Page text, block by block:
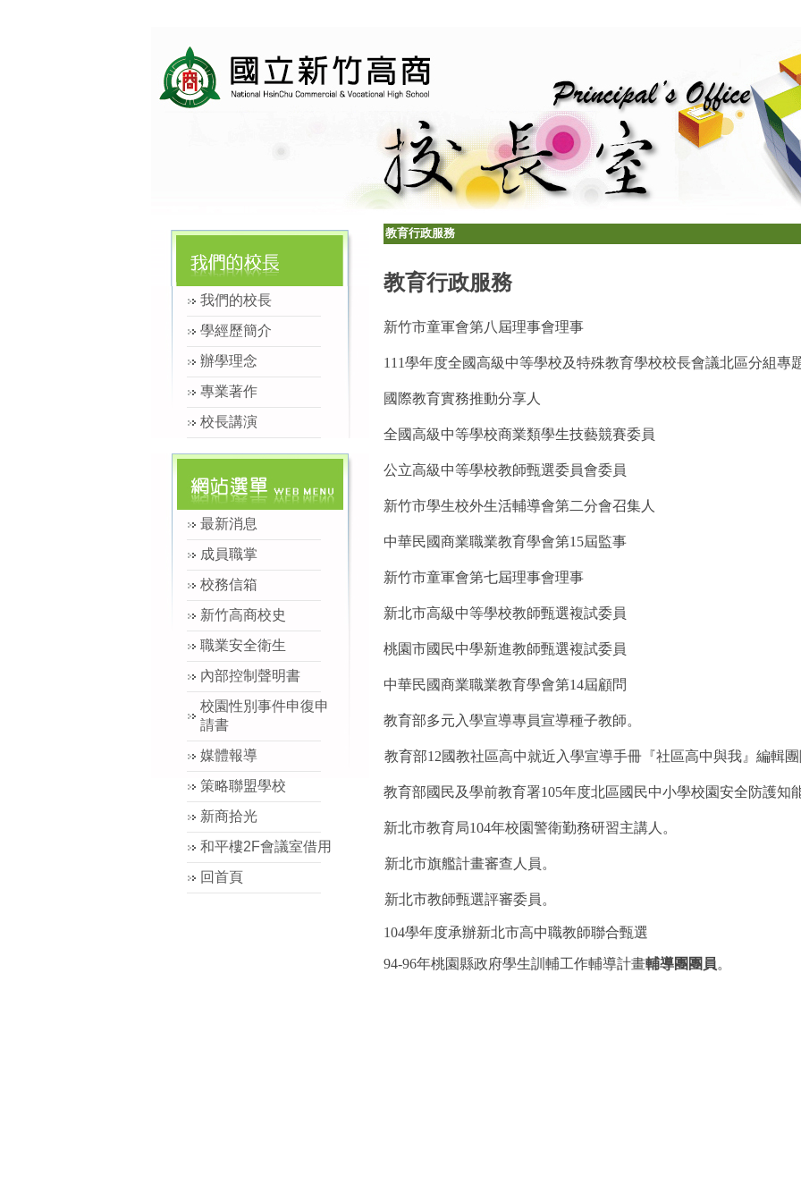
我們的校長
學經歷簡介
辦學理念
專業著作
校長講演
最新消息
成員職掌
校務信箱
新竹高商校史
職業安全衛生
內部控制聲明書
校園性別事件申復申
請書
媒體報導
策略聯盟學校
新商拾光
和平樓2F會議室借用
回首頁
教育行政服務
教育行政服務
新竹市童軍會第八屆理事會理事
111學年度全國高級中等學校及特殊教育學校校長會議北區分組專
國際教育實務推動分享人
全國高級中等學校商業類學生技藝競賽委員
公立高級中等學校教師甄選委員會委員
新竹市學生校外生活輔導會第二分會召集人
中華民國商業職業教育學會第15屆監事
新竹市童軍會第七屆理事會理事
新北市高級中等學校教師甄選複試委員
桃園市國民中學新進教師甄選複試委員
中華民國商業職業教育學會第14屆顧問
教育部多元入學宣導專員宣導種子教師。
教育部12國教社區高中就近入學宣導手冊『社區高中與我』編輯團
教育部國民及學前教育署105年度北區國民中小學校園安全防護知
新北市教育局104年校園警衛勤務研習主講人。
新北市旗艦計畫審查人員。
新北市教師甄選評審委員。
104學年度承辦新北市高中職教師聯合甄選
94-96年桃園縣政府學生訓輔工作輔導計畫輔導團團員。